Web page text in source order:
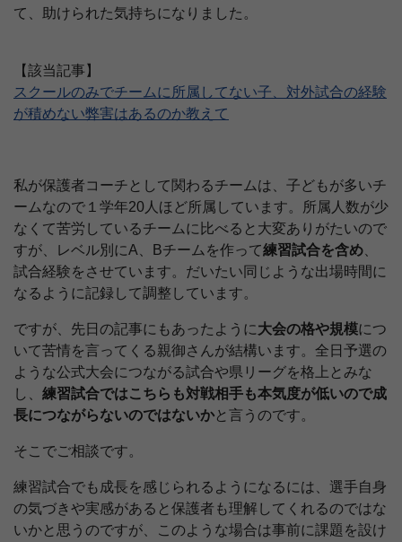
て、助けられた気持ちになりました。
【該当記事】
スクールのみでチームに所属してない子、対外試合の経験
が積めない弊害はあるのか教えて
私が保護者コーチとして関わるチームは、子どもが多いチ
ームなので１学年20人ほど所属しています。所属人数が少
なくて苦労しているチームに比べると大変ありがたいので
すが、レベル別にA、Bチームを作って練習試合を含め
試合経験をさせています。だいたい同じような出場時間に
なるように記録して調整しています。
ですが、先日の記事にもあったように大会の格や規模につ
いて苦情を言ってくる親御さんが結構います。全日予選の
ような公式大会につながる試合や県リーグを格上とみな
し、 練習試合ではこちらも対戦相手も本気度が低いので成
長につながらないのではないかと言うのです。
そこでご相談です。
練習試合でも成長を感じられるようになるには、選手自身
の気づきや実感があると保護者も理解してくれるのではな
いかと思うのですが、このような場合は事前に課題を設け